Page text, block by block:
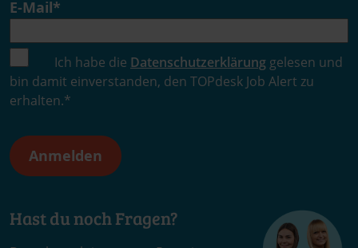
Ich habe dieDatenschutzerklärunggelesen und
erhalten. *
Hast du noch Fragen?
Team.